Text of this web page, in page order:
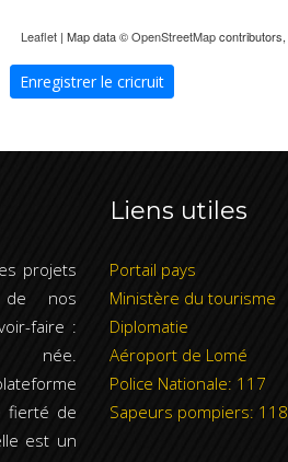
Leaflet| Map data ©OpenStreetMapcontributors,
Enregistrer le cricruit
projets
nos
faire :
née.
fierté de
est un
Liens utiles
Portail pays
Ministère du tourisme
Diplomatie
Aéroport de Lomé
Police Nationale: 117
Sapeurs pompiers: 118